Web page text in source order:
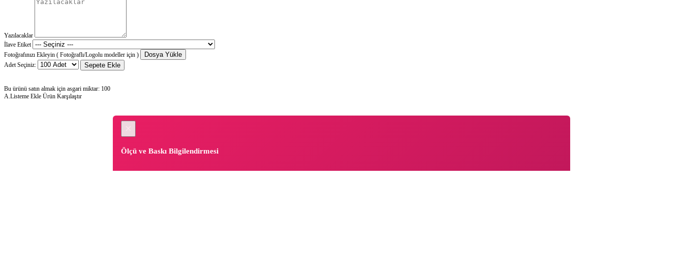
Yazılacaklar
İlave Etiket
Fotoğrafınızı Ekleyin ( Fotoğraflı/Logolu modeller için )
Dosya Yükle
Adet Seçiniz: Sepete Ekle
Bu ürünü satın almak için asgari miktar: 100
A.Listeme Ekle Ürün Karşılaştır
Ölçü ve Baskı Bilgilendirmesi